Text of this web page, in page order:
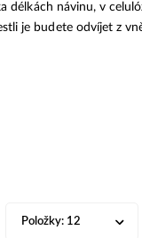
délkách návinu, v
je budete odvíjet z
Položky: 12